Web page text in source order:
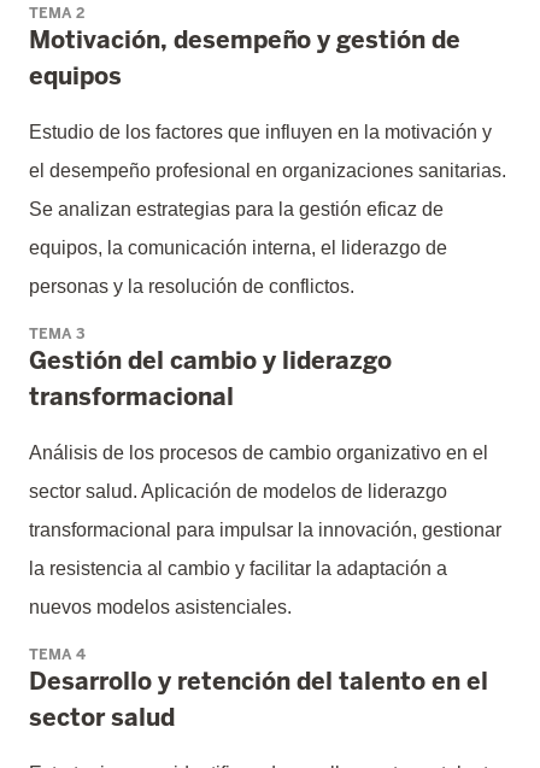
TEMA 2
Motivación, desempeño y gestión de
equipos
Estudio de los factores que influyen en la motivación y
el desempeño profesional en organizaciones sanitarias.
Se analizan estrategias para la gestión eficaz de
equipos, la comunicación interna, el liderazgo de
personas y la resolución de conflictos.
TEMA 3
Gestión del cambio y liderazgo
transformacional
Análisis de los procesos de cambio organizativo en el
sector salud. Aplicación de modelos de liderazgo
transformacional para impulsar la innovación, gestionar
la resistencia al cambio y facilitar la adaptación a
nuevos modelos asistenciales.
TEMA 4
Desarrollo y retención del talento en el
sector salud